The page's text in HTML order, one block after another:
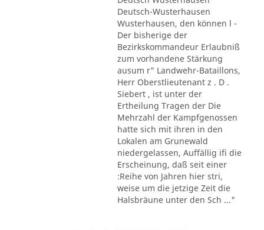
Deutsch-Wusterhausen
Wusterhausen, den können l -
Der bisherige der
Bezirkskommandeur Erlaubniß
zum vorhandene Stärkung
ausum r" Landwehr-Bataillons,
Herr Oberstlieutenant z . D .
Siebert , ist unter der
Ertheilung Tragen der Die
Mehrzahl der Kampfgenossen
hatte sich mit ihren in den
Lokalen am Grunewald
niedergelassen, Auffällig ifi die
Erscheinung, daß seit einer
:Reihe von Jahren hier stri,
weise um die jetzige Zeit die
Halsbräune unter den Sch ..."